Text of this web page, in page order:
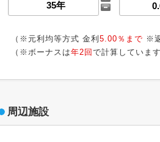
（※元利均等方式 金利 5.00％まで ※
（※ボーナスは年2回 で計算しています
周辺施設